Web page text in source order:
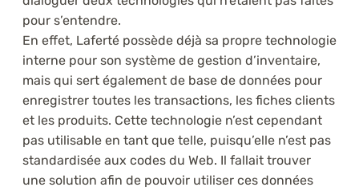
pour s’entendre.
En effet, Laferté possède déjà sa propre technologie
interne pour son système de gestion d’inventaire,
mais qui sert également de base de données pour
enregistrer toutes les transactions, les fiches clients
et les produits. Cette technologie n’est cependant
pas utilisable en tant que telle, puisqu’elle n’est pas
standardisée aux codes du Web. Il fallait trouver
une solution afin de pouvoir utiliser ces données